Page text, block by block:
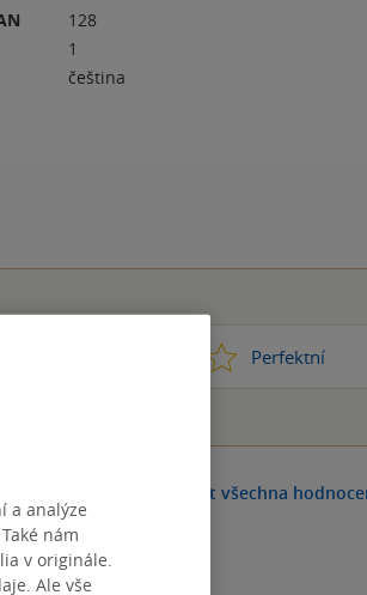
128
1
čeština
Perfektní
Zobrazit všechna
a analýze
nám
v originále.
Ale vše